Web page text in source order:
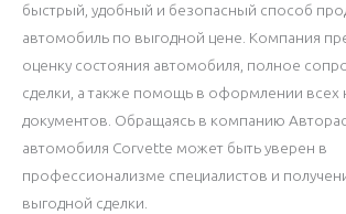
быстрый, удобный и безопасный способ
автомобиль по выгодной цене. Компания
оценку состояния автомобиля, полное
сделки, а также помощь в оформлении
документов. Обращаясь в компанию
автомобиля Corvette может быть уверен в
профессионализме специалистов и
выгодной сделки.